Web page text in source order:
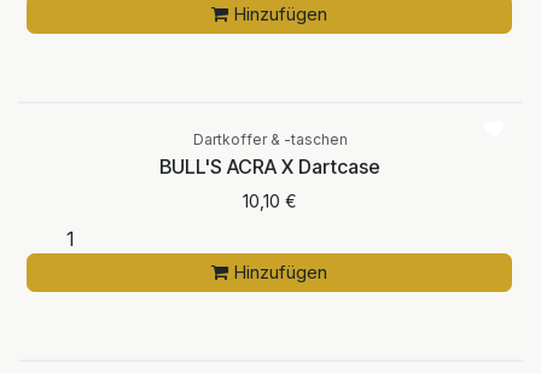
Hinzufügen
Dartkoffer & -taschen
BULL'S ACRA X Dartcase
10,10 €
Hinzufügen